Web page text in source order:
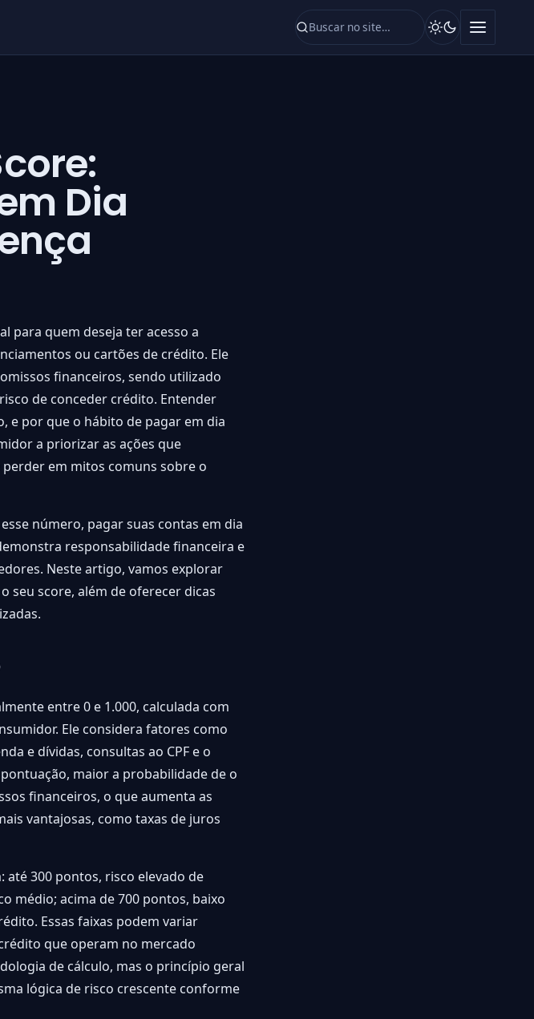
Dia
para quem deseja ter acesso a
ou cartões de crédito. Ele
financeiros, sendo utilizado
de conceder crédito. Entender
e por que o hábito de pagar em dia
a priorizar as ações que
em mitos comuns sobre o
número, pagar suas contas em dia
responsabilidade financeira e
Neste artigo, vamos explorar
seu score, além de oferecer dicas
entre 0 e 1.000, calculada com
Ele considera fatores como
e dívidas, consultas ao CPF e o
maior a probabilidade de o
financeiros, o que aumenta as
vantajosas, como taxas de juros
até 300 pontos, risco elevado de
médio; acima de 700 pontos, baixo
Essas faixas podem variar
que operam no mercado
de cálculo, mas o princípio geral
lógica de risco crescente conforme